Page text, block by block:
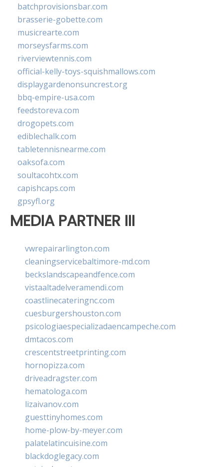
batchprovisionsbar.com
brasserie-gobette.com
musicrearte.com
morseysfarms.com
riverviewtennis.com
official-kelly-toys-squishmallows.com
displaygardenonsuncrest.org
bbq-empire-usa.com
feedstoreva.com
drogopets.com
ediblechalk.com
tabletennisnearme.com
oaksofa.com
soultacohtx.com
capishcaps.com
gpsyfl.org
MEDIA PARTNER III
vwrepairarlington.com
cleaningservicebaltimore-md.com
beckslandscapeandfence.com
vistaaltadelveramendi.com
coastlinecateringnc.com
cuesburgershouston.com
psicologiaespecializadaencampeche.com
dmtacos.com
crescentstreetprinting.com
hornopizza.com
driveadragster.com
hematologa.com
lizaivanov.com
guesttinyhomes.com
home-plow-by-meyer.com
palatelatincuisine.com
blackdoglegacy.com